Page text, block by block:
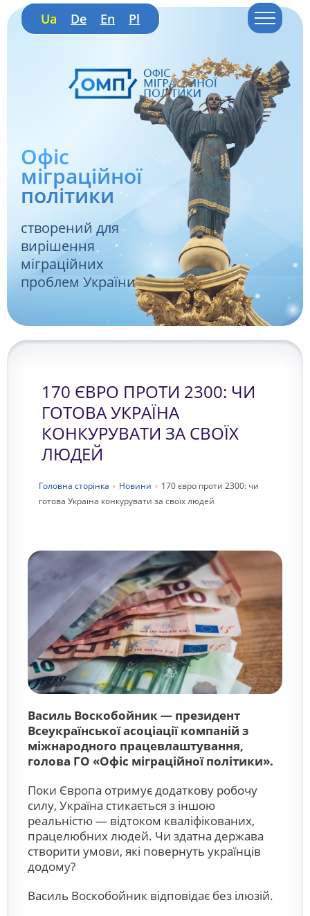
Ua De En Pl
Офіс
міграційної
політики
створений для
вирішення
міграційних
проблем України
170 ЄВРО ПРОТИ 2300: ЧИ
ГОТОВА УКРАЇНА
КОНКУРУВАТИ ЗА СВОЇХ
ЛЮДЕЙ
Головна сторiнка › Новини › 170 євро проти 2300: чи
готова Україна конкурувати за своїх людей
Василь Воскобойник — президент
Всеукраїнської асоціації компаній з
міжнародного працевлаштування,
голова ГО «Офіс міграційної політики».
Поки Європа отримує додаткову робочу
силу, Україна стикається з іншою
реальністю — відтоком кваліфікованих,
працелюбних людей. Чи здатна держава
створити умови, які повернуть українців
додому?
Василь Воскобойник відповідає без ілюзій.